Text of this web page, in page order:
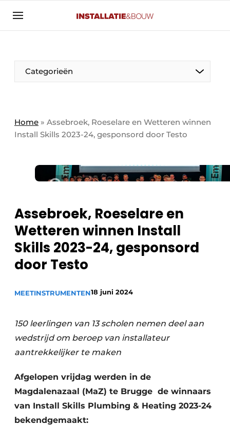
Aanmelden
Banner overzicht
BedrijvenAanmeldenBedankt voor de aanmelding
Contact
Evenement aanmelden
Meest gelezen
Podcasts
Privacy / Cookie statement
Vacature aanmelden
Vacatures
Categorieën
Panelgesprek
HVAC
Sanitair
Binnenklimaat
Ventilatie
Warmtepompen
Home » Assebroek, Roeselare en Wetteren winnen
Install Skills 2023-24, gesponsord door Testo
Assebroek, Roeselare en
Wetteren winnen Install
Skills 2023-24, gesponsord
door Testo
MEETINSTRUMENTEN18 juni 2024
150 leerlingen van 13 scholen nemen deel aan
wedstrijd om beroep van installateur
aantrekkelijker te maken
Afgelopen vrijdag werden in de
Magdalenazaal (MaZ) te Brugge ​ de winnaars
van Install Skills Plumbing & Heating 2023-24
bekendgemaakt: